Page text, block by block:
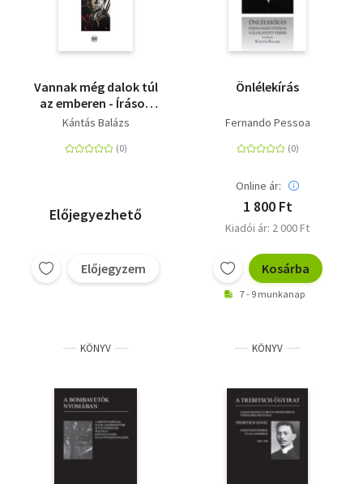
Vannak még dalok túl
az emberen - Írások
Paul Celan
líraesztétikájáról és
Kántás Balázs
Előjegyezhető
Előjegyzem
Önlélekírás
Fernando Pessoa
Online ár:
1 800 Ft
Kiadói ár: 2 000 Ft
Kosárba
7 - 9 munkanap
KÖNYV KÖNYV